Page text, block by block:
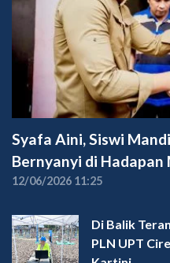
Syafa Aini, Siswi
Bernyanyi di Hadapan
12/06/2026 11:25
Di Balik
PLN UPT